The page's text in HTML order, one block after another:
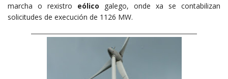
marcha o rexistro eólico galego, onde xa se contabilizan
solicitudes de execución de 1126 MW.